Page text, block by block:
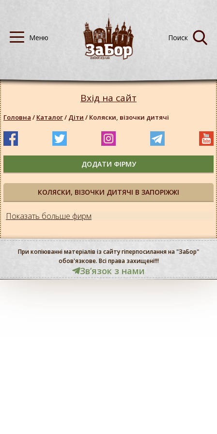
КОЛЯСКИ, ВІЗОЧКИ ДИТЯЧІ В ЗАПОРІЖЖІ
Показать больше фирм
Вхід на сайт
Головна / Каталог/ Діти / Коляски, візочки дитячі
ДОДАТИ ФІРМУ
При копіюванні матеріалів із сайту гіперпосилання на "ЗаБор"
обов'язкове. Всі права захищені!!!
Звʼязок з нами